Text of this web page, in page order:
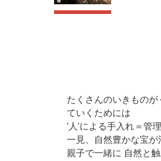
たくさんのいきもの
ていくためには
'人'による手入れ＝管
一見、自然豊かな宝が
親子で一緒に 自然と